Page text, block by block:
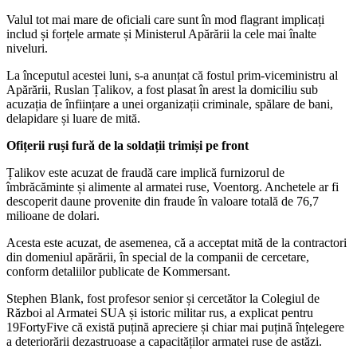
Valul tot mai mare de oficiali care sunt în mod flagrant implicați
includ și forțele armate și Ministerul Apărării la cele mai înalte
niveluri.
La începutul acestei luni, s-a anunțat că fostul prim-viceministru al
Apărării, Ruslan Țalikov, a fost plasat în arest la domiciliu sub
acuzația de înființare a unei organizații criminale, spălare de bani,
delapidare și luare de mită.
Ofițerii ruși fură de la soldații trimiși pe front
Țalikov este acuzat de fraudă care implică furnizorul de
îmbrăcăminte și alimente al armatei ruse, Voentorg. Anchetele ar fi
descoperit daune provenite din fraude în valoare totală de 76,7
milioane de dolari.
Acesta este acuzat, de asemenea, că a acceptat mită de la contractori
din domeniul apărării, în special de la companii de cercetare,
conform detaliilor publicate de Kommersant.
Stephen Blank, fost profesor senior și cercetător la Colegiul de
Război al Armatei SUA și istoric militar rus, a explicat pentru
19FortyFive că există puțină apreciere și chiar mai puțină înțelegere
a deteriorării dezastruoase a capacităților armatei ruse de astăzi.